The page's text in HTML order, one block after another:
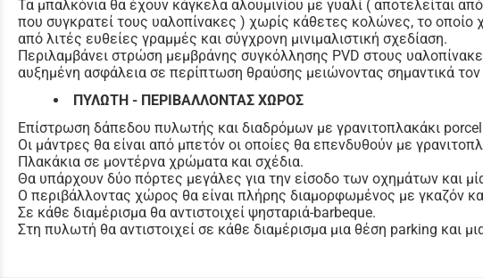
Τα μπαλκόνια θα έχουν κάγκελα αλουμινίου με γυαλί ( αποτελείται
που συγκρατεί τους υαλοπίνακες ) χωρίς κάθετες κολώνες, το οποίο
από λιτές ευθείες γραμμές και σύγχρονη μινιμαλιστική σχεδίαση.
Περιλαμβάνει στρώση μεμβράνης συγκόλλησης PVD στους
αυξημένη ασφάλεια σε περίπτωση θραύσης μειώνοντας σημαντικά
ΠΥΛΩΤΗ - ΠΕΡΙΒΑΛΛΟΝΤΑΣ ΧΩΡΟΣ
Επίστρωση δάπεδου πυλωτής και διαδρόμων με γρανιτοπλακάκι
Οι μάντρες θα είναι από μπετόν οι οποίες θα επενδυθούν με
Πλακάκια σε μοντέρνα χρώματα και σχέδια.
Θα υπάρχουν δύο πόρτες μεγάλες για την είσοδο των οχημάτων και
Ο περιβάλλοντας χώρος θα είναι πλήρης διαμορφωμένος με γκαζόν
Σε κάθε διαμέρισμα θα αντιστοιχεί ψησταριά-barbeque.
Στη πυλωτή θα αντιστοιχεί σε κάθε διαμέρισμα μια θέση parking και